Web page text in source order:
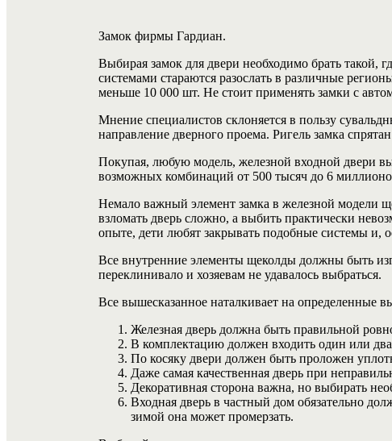
Замок фирмы Гардиан.
Выбирая замок для двери необходимо брать такой,
системами стараются разослать в различные
меньше 10 000 шт. Не стоит применять замки с
Мнение специалистов склоняется в пользу
направление дверного проема. Ригель замка
Покупая, любую модель, железной входной двери
возможных комбинаций от 500 тысяч до 6
Немало важный элемент замка в железной модели
взломать дверь сложно, а выбить практически
опыте, дети любят закрывать подобные системы и,
Все внутренние элементы щеколды должны быть
переклинивало и хозяевам не удавалось выбраться.
Все вышесказанное наталкивает на определенные
Железная дверь должна быть правильной
В комплектацию должен входить один или
По косяку двери должен быть проложен
Даже самая качественная дверь при
Декоративная сторона важна, но выбирать
Входная дверь в частный дом обязательно
зимой она может промерзать.